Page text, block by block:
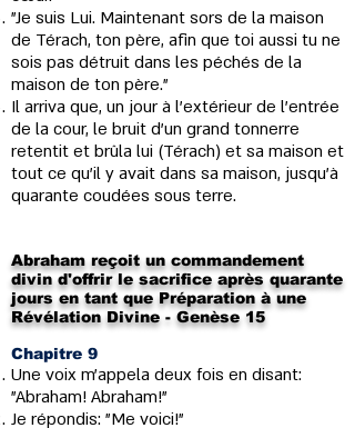
"Je suis Lui. Maintenant sors de la maison
de Térach, ton père, afin que toi aussi tu ne
sois pas détruit dans les péchés de la
maison de ton père."
Il arriva que, un jour à l'extérieur de l'entrée
de la cour, le bruit d'un grand tonnerre
retentit et brûla lui (Térach) et sa maison et
tout ce qu'il y avait dans sa maison, jusqu'à
quarante coudées sous terre.
Abraham reçoit un commandement
divin d'offrir le sacrifice après quarante
jours en tant que Préparation à une
Révélation Divine - Genèse 15
Chapitre 9
Une voix m'appela deux fois en disant:
"Abraham! Abraham!"
Je répondis: "Me voici!"